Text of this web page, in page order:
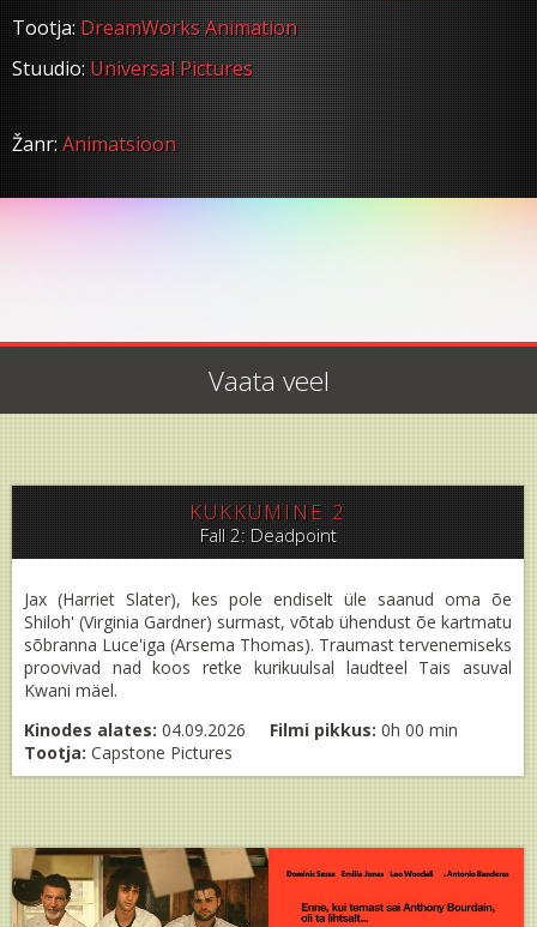
Tootja: DreamWorks Animation
Stuudio: Universal Pictures
Žanr:Animatsioon
Vaata veel
KUKKUMINE 2
Fall 2: Deadpoint
Jax (Harriet Slater), kes pole endiselt üle saanud oma õe
Shiloh' (Virginia Gardner) surmast, võtab ühendust õe kartmatu
sõbranna Luce'iga (Arsema Thomas). Traumast tervenemiseks
proovivad nad koos retke kurikuulsal laudteel Tais asuval
Kwani mäel.
Kinodes alates: 04.09.2026 Filmi pikkus: 0h 00 min
Tootja: Capstone Pictures